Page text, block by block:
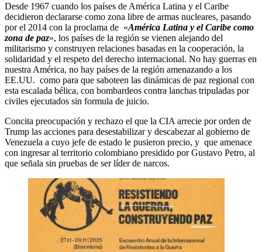
Desde 1967 cuando los países de América Latina y el Caribe
decidieron declararse como zona libre de armas nucleares, pasando
por el 2014 con la proclama de «América Latina y el Caribe como
zona de paz», los países de la región se vienen alejando del
militarismo y construyen relaciones basadas en la cooperación, la
solidaridad y el respeto del derecho internacional. No hay guerras en
nuestra América, no hay países de la región amenazando a los
EE.UU. como para que saboteen las dinámicas de paz regional con
esta escalada bélica, con bombardeos contra lanchas tripuladas por
civiles ejecutados sin formula de juicio.
Concita preocupación y rechazo el que la CIA arrecie por orden de
Trump las acciones para desestabilizar y descabezar al gobierno de
Venezuela a cuyo jefe de estado le pusieron precio, y que amenace
con ingresar al territorio colombiano presidido por Gustavo Petro, al
que señala sin pruebas de ser líder de narcos.